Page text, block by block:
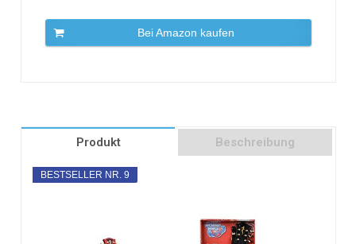
Bei Amazon kaufen
Produkt Beschreibung
BESTSELLER NR. 9